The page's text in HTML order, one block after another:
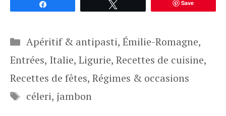
Save
Catégories
Apéritif & antipasti, Émilie-Romagne,
Entrées, Italie, Ligurie, Recettes de cuisine,
Recettes de fêtes, Régimes & occasions
Étiquettes
céleri, jambon